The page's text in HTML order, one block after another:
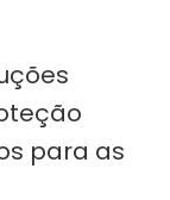
para as